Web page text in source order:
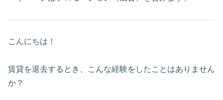
こんにちは！
賃貸を退去するとき、こんな経験をしたことはありません
か？